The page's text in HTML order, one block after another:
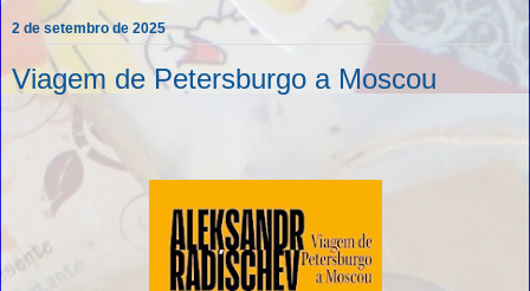
2 de setembro de 2025
Viagem de Petersburgo a Moscou